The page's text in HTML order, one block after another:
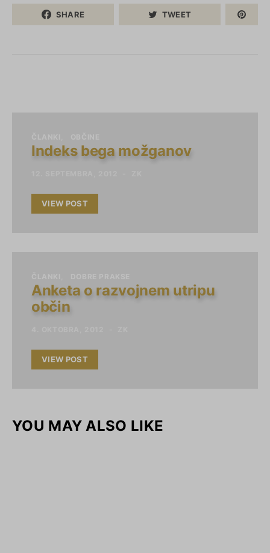
SHARE TWEET
Indeks bega možganov
VIEW POST
Anketa o razvojnem utripu
občin
VIEW POST
YOU MAY ALSO LIKE